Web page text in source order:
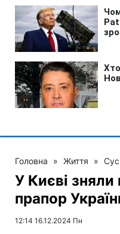
Головна » Життя »
У Києві
прапор
12:14 16.12.2024 Пн